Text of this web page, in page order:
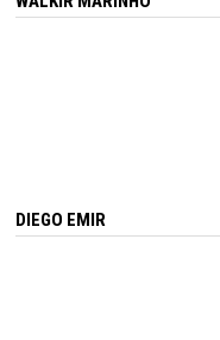
DIEGO EMIR